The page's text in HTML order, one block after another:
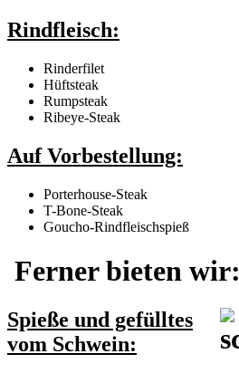
Rindfleisch:
Rinderfilet
Hüftsteak
Rumpsteak
Ribeye-Steak
Auf Vorbestellung:
Porterhouse-Steak
T-Bone-Steak
Goucho-Rindfleischspieß
Ferner bieten wir:
Spieße und gefülltes
vom Schwein: